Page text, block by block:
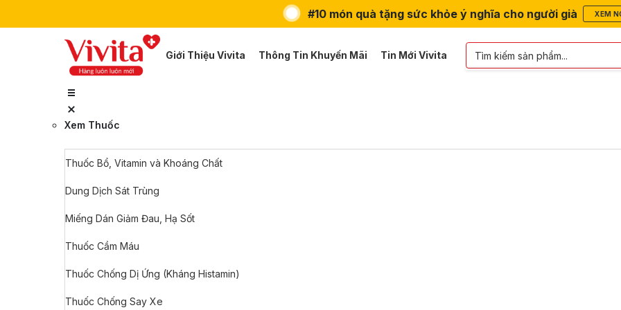
#10 món quà tặng sức khỏe ý nghĩa cho người già XEM
Giới Thiệu Vivita Thông Tin Khuyến Mãi Tin Mới Vivita
Xem Thuốc
Thuốc Bổ, Vitamin và Khoáng Chất
Dung Dịch Sát Trùng
Miếng Dán Giảm Đau, Hạ Sốt
Thuốc Cầm Máu
Thuốc Chống Dị Ứng (Kháng Histamin)
Thuốc Chống Say Xe